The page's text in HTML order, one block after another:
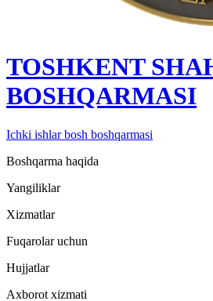
TOSHKENT
BOSHQARMASI
Ichki ishlar bosh boshqarmasi
Boshqarma haqida
Yangiliklar
Xizmatlar
Fuqarolar uchun
Hujjatlar
Axborot xizmati